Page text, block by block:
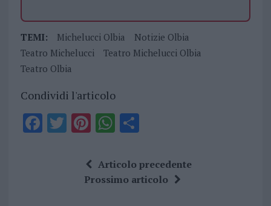
TEMI: Michelucci Olbia
Notizie Olbia
Teatro Michelucci
Teatro Michelucci Olbia
Teatro Olbia
Condividi l'articolo
F T Pi
te
re
W
at
s
S
a
re
Articolo precedente
Prossimo articolo